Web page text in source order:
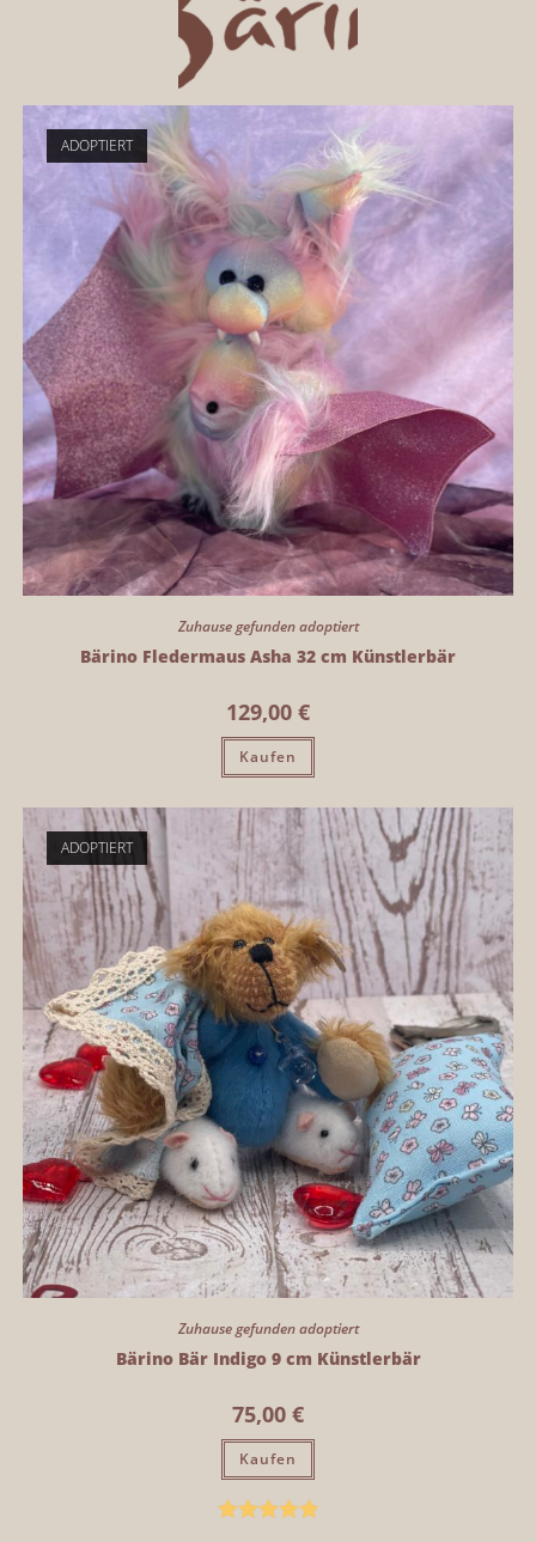
ADOPTIERT
Zuhause gefunden adoptiert
Bärino Fledermaus Asha 32 cm Künstlerbär
129,00 €
Kaufen
ADOPTIERT
Zuhause gefunden adoptiert
Bärino Bär Indigo 9 cm Künstlerbär
75,00 €
Kaufen